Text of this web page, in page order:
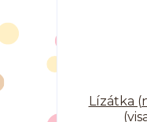
Lízátka